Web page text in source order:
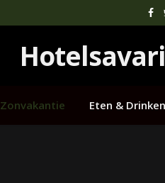
Zonvakantie Eten & Drinken